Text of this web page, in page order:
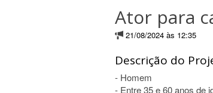
Ator para
21/08/2024 às 12:35
Descrição do
- Homem
- Entre 35 e 60 anos de